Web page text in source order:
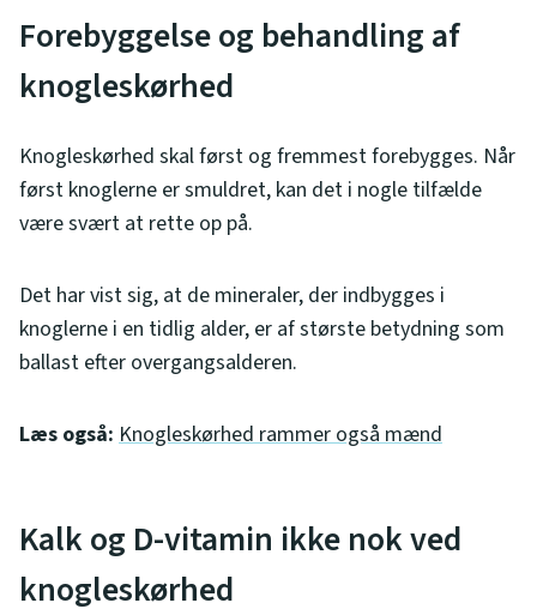
Forebyggelse og behandling af
knogleskørhed
Knogleskørhed skal først og fremmest forebygges. Når
først knoglerne er smuldret, kan det i nogle tilfælde
være svært at rette op på.
Det har vist sig, at de mineraler, der indbygges i
knoglerne i en tidlig alder, er af største betydning som
ballast efter overgangsalderen.
Læs også: Knogleskørhed rammer også mænd
Kalk og D-vitamin ikke nok ved
knogleskørhed